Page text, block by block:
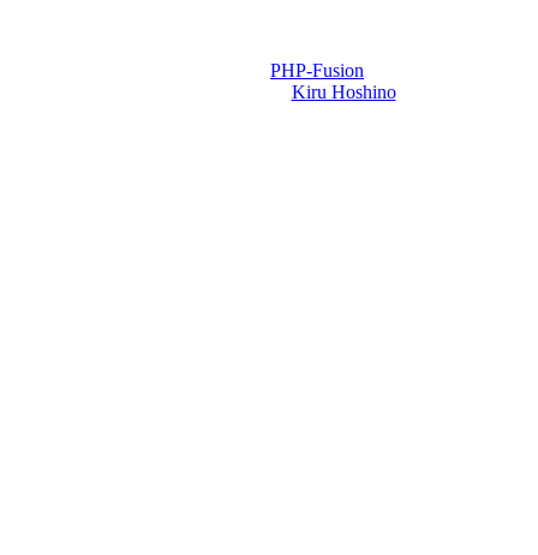
PHP-Fusion
Kiru Hoshino